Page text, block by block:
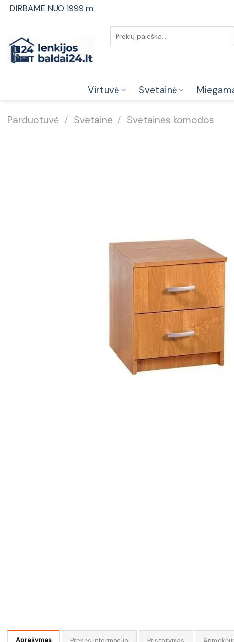
SkipDIRBAME NUO 1999 m.
Virtuvė Svetainė
Parduotuvė / Svetainė / Svetainės komodos
Aprašymas Prekės informacija Pristatymas